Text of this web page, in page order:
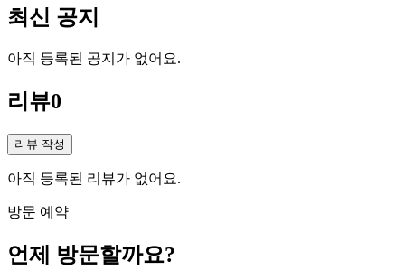
최신 공지
아직 등록된 공지가 없어요.
리뷰0
리뷰 작성
아직 등록된 리뷰가 없어요.
방문 예약
언제 방문할까요?